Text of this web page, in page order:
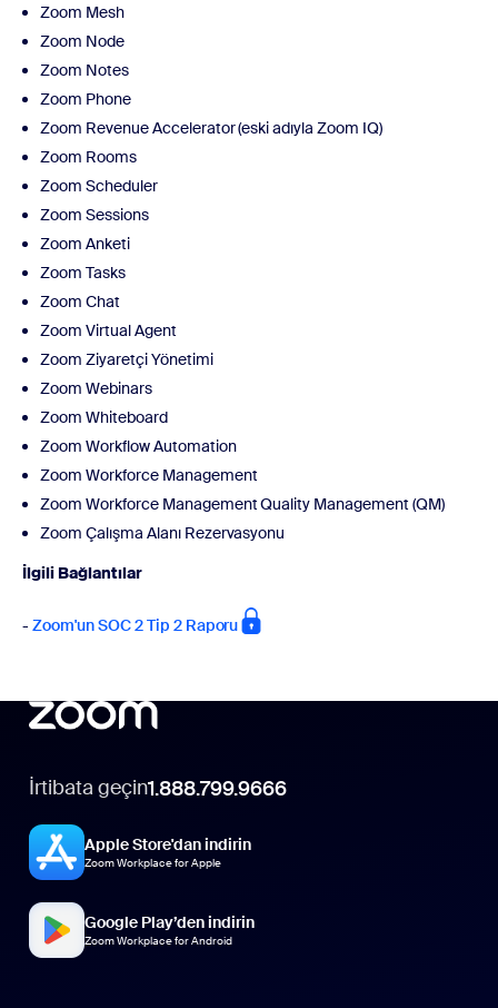
Zoom Mesh
Zoom Node
Zoom Notes
Zoom Phone
Zoom Revenue Accelerator (eski adıyla Zoom IQ)
Zoom Rooms
Zoom Scheduler
Zoom Sessions
Zoom Anketi
Zoom Tasks
Zoom Chat
Zoom Virtual Agent
Zoom Ziyaretçi Yönetimi
Zoom Webinars
Zoom Whiteboard
Zoom Workflow Automation
Zoom Workforce Management
Zoom Workforce Management Quality Management (QM)
Zoom Çalışma Alanı Rezervasyonu
İlgili Bağlantılar
- Zoom'un SOC 2 Tip 2 Raporu
İrtibata geçin1.888.799.9666
Apple Store'dan indirin
Zoom Workplace for Apple
Google Play’den indirin
Zoom Workplace for Android